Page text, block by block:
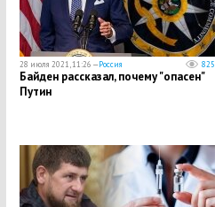
28 июля 2021, 11:26 —Россия 825
Байден рассказал, почему "опасен"
Путин